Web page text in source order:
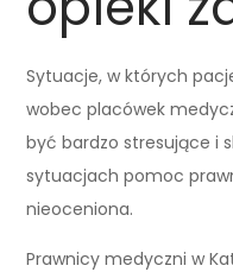
Sytuacje, w których
wobec placówek
być bardzo stresujące i
sytuacjach pomoc
nieoceniona.
Prawnicy medyczni w